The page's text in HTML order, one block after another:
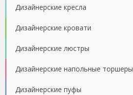
Дизайнерские кресла
Дизайнерские кровати
Дизайнерские люстры
Дизайнерские напольные торшеры
Дизайнерские пуфы